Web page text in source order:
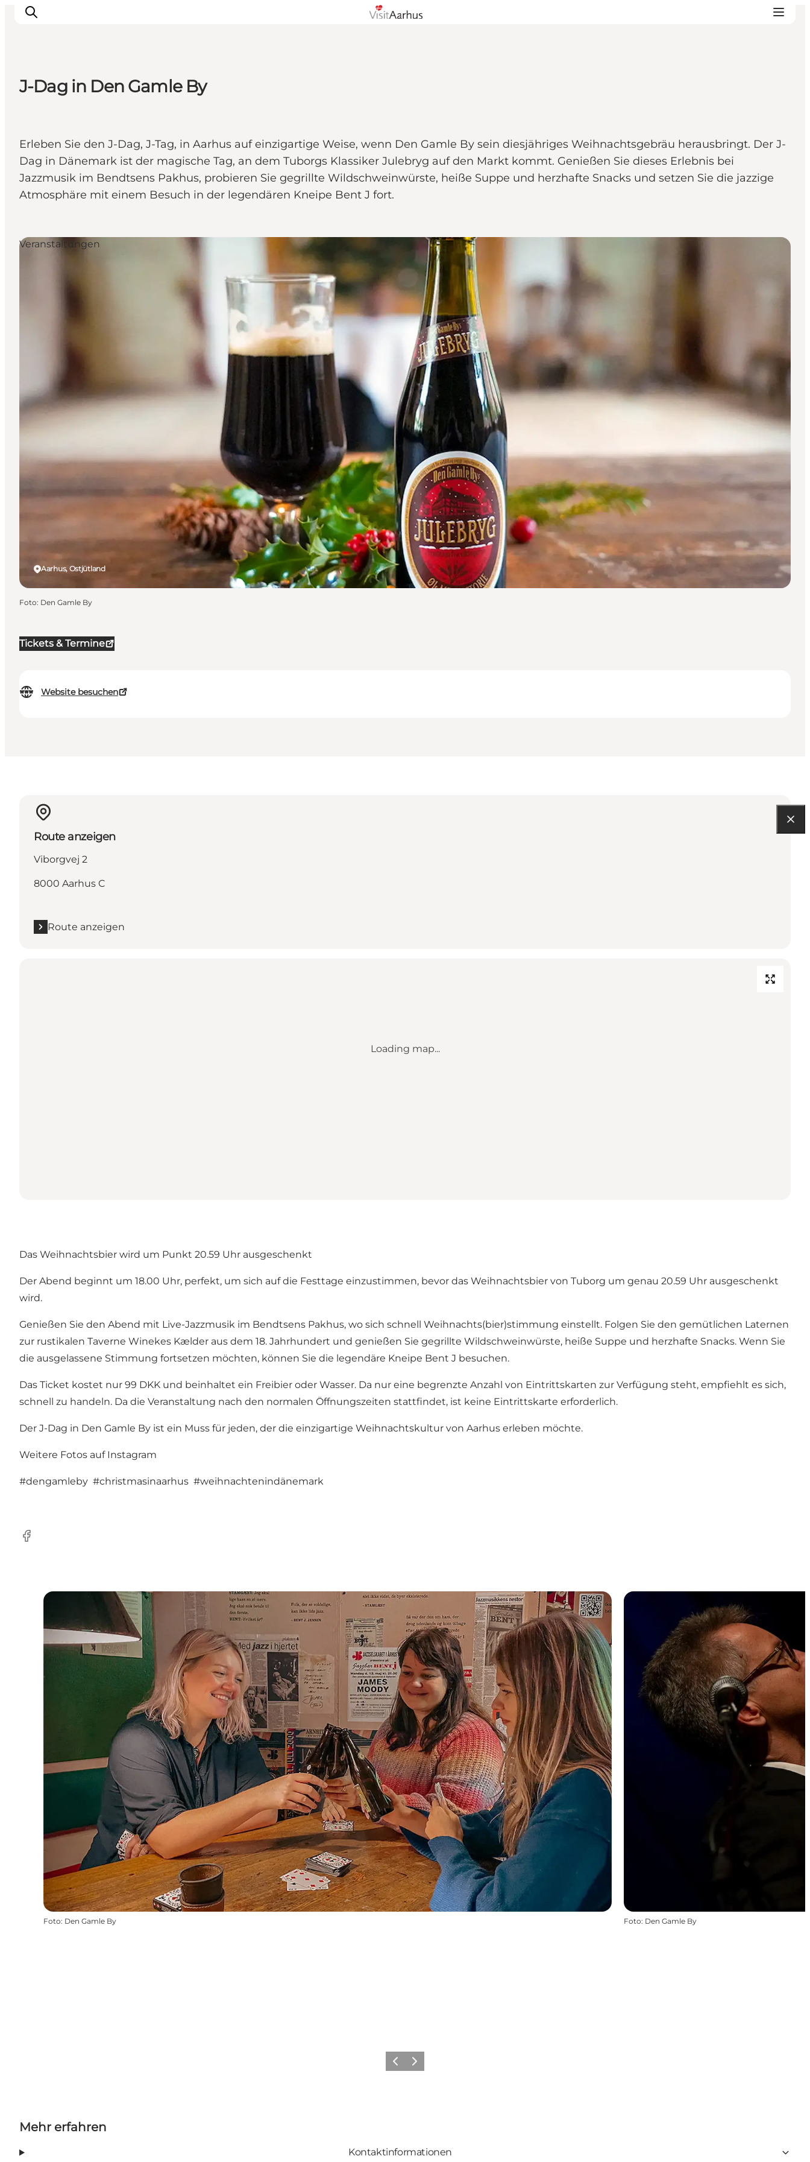
Städte und Regionen
Reiseplanung
Transport
J-Dag in Den Gamle By
Erleben Sie den J-Dag, J-Tag, in Aarhus auf einzigartige Weise, wenn Den Gamle By sein diesjähriges Weihnachtsgebräu herausbringt. Der J-
Dag in Dänemark ist der magische Tag, an dem Tuborgs Klassiker Julebryg auf den Markt kommt. Genießen Sie dieses Erlebnis bei
Jazzmusik im Bendtsens Pakhus, probieren Sie gegrillte Wildschweinwürste, heiße Suppe und herzhafte Snacks und setzen Sie die jazzige
Atmosphäre mit einem Besuch in der legendären Kneipe Bent J fort.
Tickets & Termine
Website besuchen
Aarhus, Ostjütland
Veranstaltungen
Foto: Den Gamle By
Route anzeigen
Viborgvej 2
8000 Aarhus C
Route anzeigen
Loading map...
Das Weihnachtsbier wird um Punkt 20.59 Uhr ausgeschenkt
Der Abend beginnt um 18.00 Uhr, perfekt, um sich auf die Festtage einzustimmen, bevor das Weihnachtsbier von Tuborg um genau 20.59 Uhr ausgeschenkt
wird.
Genießen Sie den Abend mit Live-Jazzmusik im Bendtsens Pakhus, wo sich schnell Weihnachts(bier)stimmung einstellt. Folgen Sie den gemütlichen Laternen
zur rustikalen Taverne Winekes Kælder aus dem 18. Jahrhundert und genießen Sie gegrillte Wildschweinwürste, heiße Suppe und herzhafte Snacks. Wenn Sie
die ausgelassene Stimmung fortsetzen möchten, können Sie die legendäre Kneipe Bent J besuchen.
Das Ticket kostet nur 99 DKK und beinhaltet ein Freibier oder Wasser. Da nur eine begrenzte Anzahl von Eintrittskarten zur Verfügung steht, empfiehlt es sich,
schnell zu handeln. Da die Veranstaltung nach den normalen Öffnungszeiten stattfindet, ist keine Eintrittskarte erforderlich.
Der J-Dag in Den Gamle By ist ein Muss für jeden, der die einzigartige Weihnachtskultur von Aarhus erleben möchte.
Weitere Fotos auf Instagram
#dengamleby #christmasinaarhus #weihnachtenindänemark
Facebook
Foto: Den Gamle By Foto: Den Gamle By
ZurückWeiter
Mehr erfahren
Kontaktinformationen